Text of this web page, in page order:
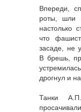
Впереди,
роты, шли
настолько
что
засаде, не
В брешь,
дрогнул и
Танки